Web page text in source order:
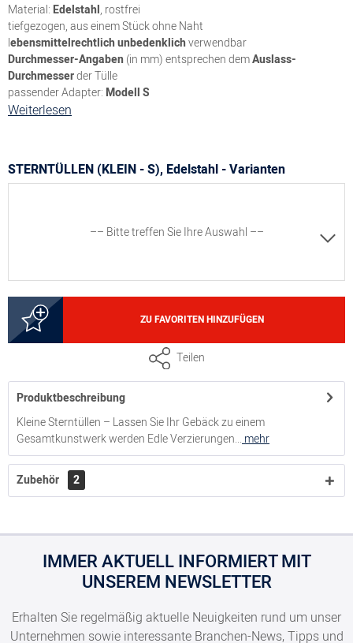
Material:Edelstahl, rostfrei
tiefgezogen, aus einem Stück ohne Naht
lebensmittelrechtlich unbedenklichverwendbar
Durchmesser-Angaben(in mm) entsprechen demAuslass-
Durchmesserder Tülle
passender Adapter:Modell S
Weiterlesen
STERNTÜLLEN (KLEIN - S), Edelstahl - Varianten
–– Bitte treffen Sie Ihre Auswahl ––
Sterntülle S (#22), Ø 8 mm, 9 Zähne, Edelstahl
8300019389
Sterntülle S (#18), Ø 6 mm, 7 Zähne, Edelstahl
8300019390
8300019497
ZU FAVORITEN HINZUFÜGEN
Teilen
Produktbeschreibung
Kleine Sterntüllen – Lassen Sie Ihr Gebäck zu einem
Gesamtkunstwerk werden Edle Verzierungen... mehr
Zubehör 2
IMMER AKTUELL INFORMIERT MIT
UNSEREM NEWSLETTER
Erhalten Sie regelmäßig aktuelle Neuigkeiten rund um unser
Unternehmen sowie interessante Branchen-News, Tipps und